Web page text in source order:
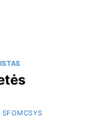
SFOMCSYS